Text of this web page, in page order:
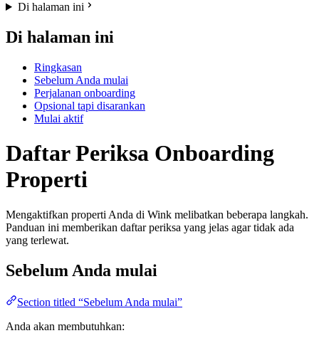
Di halaman ini
Di halaman ini
Ringkasan
Sebelum Anda mulai
Perjalanan onboarding
Opsional tapi disarankan
Mulai aktif
Daftar Periksa Onboarding
Properti
Mengaktifkan properti Anda di Wink melibatkan beberapa langkah.
Panduan ini memberikan daftar periksa yang jelas agar tidak ada
yang terlewat.
Sebelum Anda mulai
Section titled “Sebelum Anda mulai”
Anda akan membutuhkan: